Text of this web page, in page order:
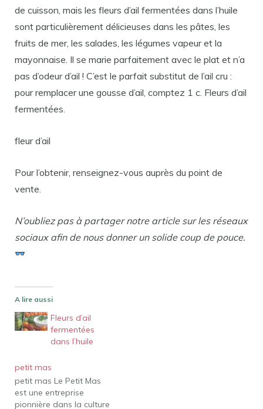
de cuisson, mais les fleurs d’ail fermentées dans l’huile
sont particulièrement délicieuses dans les pâtes, les
fruits de mer, les salades, les légumes vapeur et la
mayonnaise. Il se marie parfaitement avec le plat et n’a
pas d’odeur d’ail ! C’est le parfait substitut de l’ail cru :
pour remplacer une gousse d’ail, comptez 1 c. Fleurs d’ail
fermentées.
fleur d’ail
Pour l’obtenir, renseignez-vous auprès du point de
vente.
N’oubliez pas à partager notre article sur les réseaux
sociaux afin de nous donner un solide coup de pouce.
A lire aussi
Fleurs d’ail
fermentées
dans l’huile
petit mas
petit mas Le Petit Mas
est une entreprise
pionnière dans la culture